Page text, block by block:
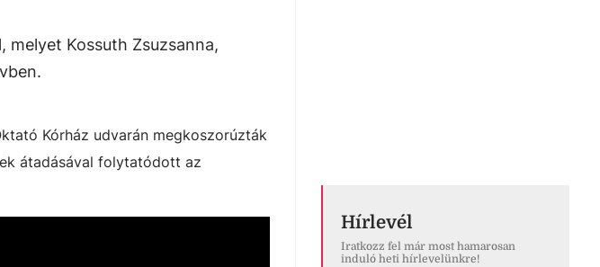
melyet Kossuth Zsuzsanna,
Kórház udvarán megkoszorúzták
átadásával folytatódott az
Hírlevél
Iratkozz fel már most hamarosan
induló heti hírlevelünkre!